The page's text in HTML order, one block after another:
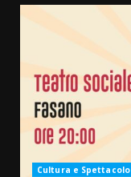
Cultura e Spettacolo